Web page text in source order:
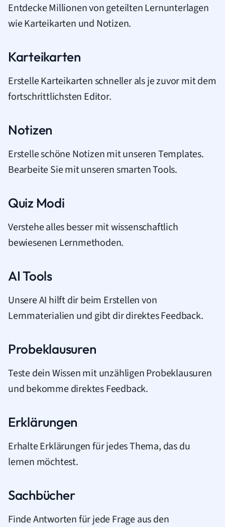
Entdecke Millionen von geteilten Lernunterlagen
wie Karteikarten und Notizen.
Karteikarten
Erstelle Karteikarten schneller als je zuvor mit dem
fortschrittlichsten Editor.
Notizen
Erstelle schöne Notizen mit unseren Templates.
Bearbeite Sie mit unseren smarten Tools.
Quiz Modi
Verstehe alles besser mit wissenschaftlich
bewiesenen Lernmethoden.
AI Tools
Unsere AI hilft dir beim Erstellen von
Lernmaterialien und gibt dir direktes Feedback.
Probeklausuren
Teste dein Wissen mit unzähligen Probeklausuren
und bekomme direktes Feedback.
Erklärungen
Erhalte Erklärungen für jedes Thema, das du
lernen möchtest.
Sachbücher
Finde Antworten für jede Frage aus den